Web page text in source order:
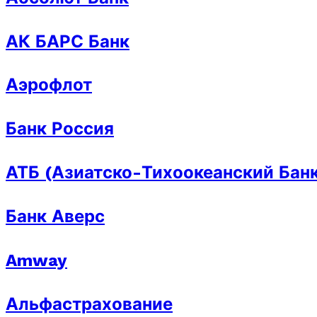
АК БАРС Банк
Аэрофлот
Банк Россия
АТБ (Азиатско-Тихоокеанский
Банк Аверс
Amway
Альфастрахование